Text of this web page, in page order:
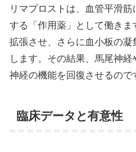
リマプロストは、血管平滑
する「作用薬」として働き
拡張させ、さらに血小板の
します。その結果、馬尾神経
神経の機能を回復させるので
臨床データと有意性